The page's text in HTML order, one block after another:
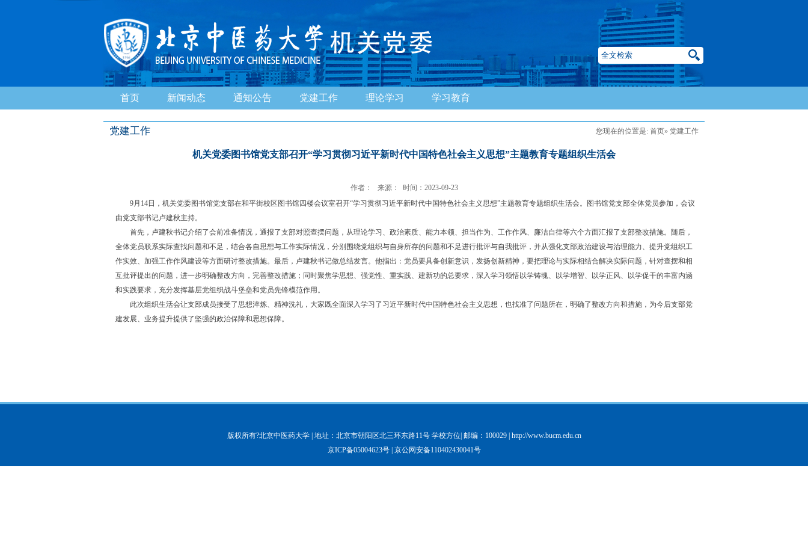
首页 新闻动态 通知公告 党建工作 理论学习 学习教育
党建工作 您现在的位置是: 首页» 党建工作
机关党委图书馆党支部召开“学习贯彻习近平新时代中国特色社会主义思想”主题教育专题组织生活会
作者： 来源： 时间：2023-09-23
9月14日，机关党委图书馆党支部在和平街校区图书馆四楼会议室召开“学习贯彻习近平新时代中国特色社会主义思想”主题教育专题组织生活会。图书馆党支部全体党员参加，会议
由党支部书记卢建秋主持。
首先，卢建秋书记介绍了会前准备情况，通报了支部对照查摆问题，从理论学习、政治素质、能力本领、担当作为、工作作风、廉洁自律等六个方面汇报了支部整改措施。随后，
全体党员联系实际查找问题和不足，结合各自思想与工作实际情况，分别围绕党组织与自身所存的问题和不足进行批评与自我批评，并从强化支部政治建设与治理能力、提升党组织工
作实效、加强工作作风建设等方面研讨整改措施。最后，卢建秋书记做总结发言。他指出：党员要具备创新意识，发扬创新精神，要把理论与实际相结合解决实际问题，针对查摆和相
互批评提出的问题，进一步明确整改方向，完善整改措施；同时聚焦学思想、强党性、重实践、建新功的总要求，深入学习领悟以学铸魂、以学增智、以学正风、以学促干的丰富内涵
和实践要求，充分发挥基层党组织战斗堡垒和党员先锋模范作用。
此次组织生活会让支部成员接受了思想淬炼、精神洗礼，大家既全面深入学习了习近平新时代中国特色社会主义思想，也找准了问题所在，明确了整改方向和措施，为今后支部党
建发展、业务提升提供了坚强的政治保障和思想保障。
版权所有?北京中医药大学 | 地址：北京市朝阳区北三环东路11号 学校方位| 邮编：100029 | http://www.bucm.edu.cn
京ICP备05004623号| 京公网安备110402430041号